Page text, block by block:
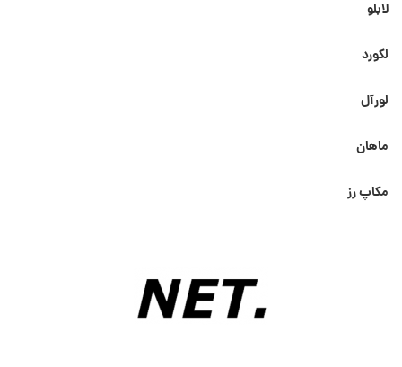
لابلو
لکورد
لورآل
ماهان
مکاپ رز